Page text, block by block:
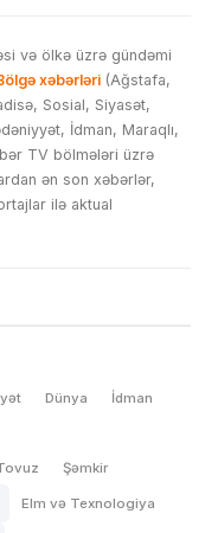
və ölkə üzrə gündəmi
xəbərləri (Ağstafa,
Sosial, Siyasət,
İdman, Maraqlı,
TV bölmələri üzrə
ən son xəbərlər,
ilə aktual
Dünya İdman
Şəmkir
Elm və Texnologiya